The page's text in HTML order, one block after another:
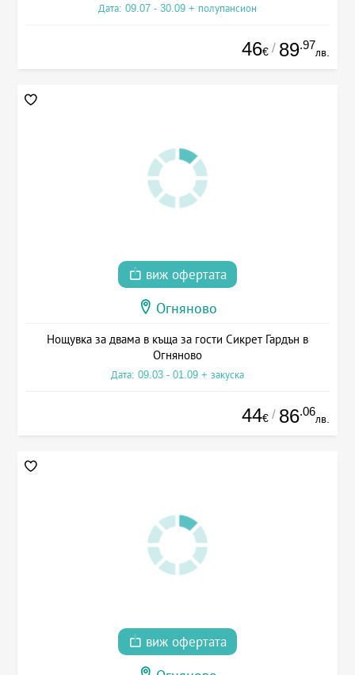
Дата: 09.07 - 30.09 + полупансион
46€ / 89.97
лв.
виж офертата
Огняново
Нощувка за двама в къща за гости Сикрет Гардън в
Огняново
Дата: 09.03 - 01.09 + закуска
44€ / 86.06
лв.
виж офертата